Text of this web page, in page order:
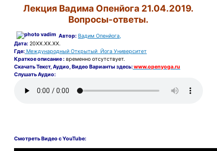
Лекция Вадима Опенйога 21.04.2019.
Вопросы-ответы.
Автор: Вадим Опенйога,
Дата: 20ХХ.ХХ.ХХ.
Где: Международный Открытый Йога Университет
Краткое описание : временно отсутствует.
СкачатьТекст,Аудио, Видео Варианты здесь:www.openyoga.ru
Слушать Аудио:
Смотреть Видео с YouTube: